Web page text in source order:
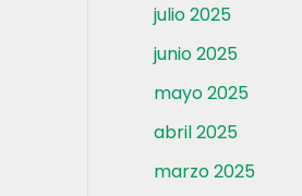
julio 2025
junio 2025
mayo 2025
abril 2025
marzo 2025